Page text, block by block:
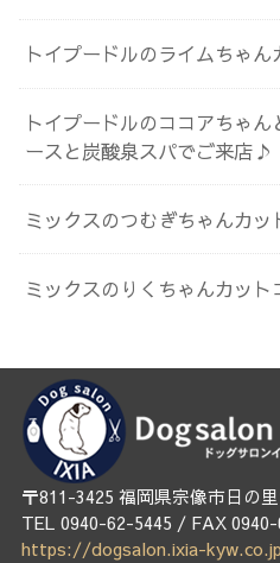
トイプードルのライムちゃ
トイプードルのココアちゃ
ースと炭酸泉スパでご来店♪
ミックスのつむぎちゃんカ
ミックスのりくちゃんカッ
〒811-3425 福岡県宗像市日の
TEL 0940-62-5445 / FAX
https://dogsalon.ixia-kyw.co.jp